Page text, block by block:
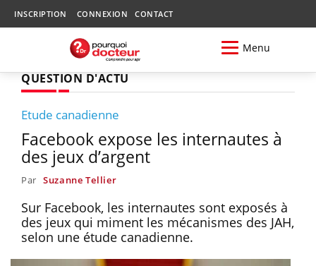
INSCRIPTION CONNEXION CONTACT
Menu
QUESTION D'ACTU
Etude canadienne
Facebook expose les internautes à
des jeux d’argent
Par Suzanne Tellier
Sur Facebook, les internautes sont exposés à
des jeux qui miment les mécanismes des JAH,
selon une étude canadienne.